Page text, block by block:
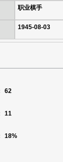
职业棋手
1945-08-03
62
11
18%